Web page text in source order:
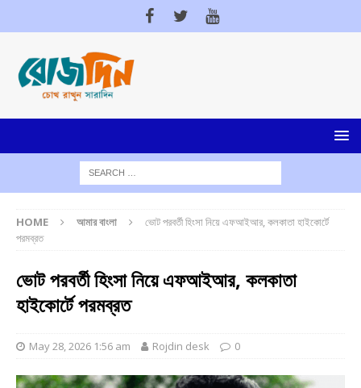
HOME আমার বাংলা
ভোট পরবর্তী হিংসা নিয়ে এফআইআর, কলকাতা হাইকোর্টে
পরমব্রত
ভোট পরবর্তী হিংসা নিয়ে এফআইআর, কলকাতা
হাইকোর্টে পরমব্রত
May 28, 2026 1:56 am Rojdin desk 0